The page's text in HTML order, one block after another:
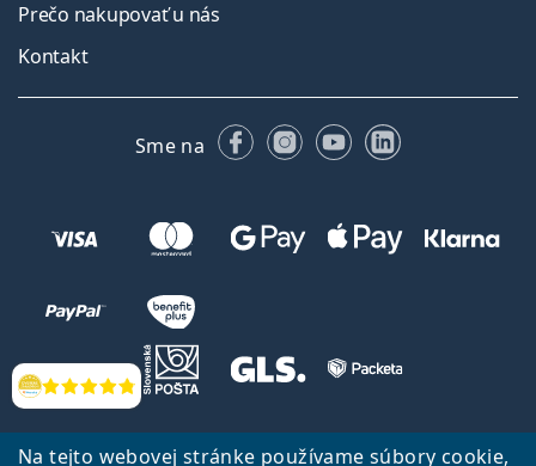
Na tejto webovej stránke používame súbory cookie,
Hodnotenia
Prečo nakupovať u nás
Kontakt
Sme na FacebookuInstagrame
YouTubeLinkedIn
Späť na Úvodnu stránku Prejsť hore